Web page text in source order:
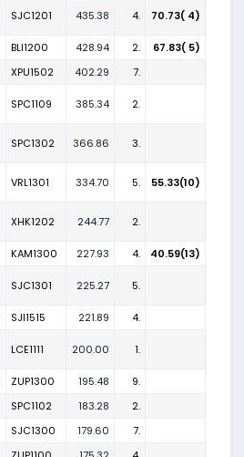
SJC1201 435.38 4. 70.73( 4)
BLI1200 428.94 2.
67.83( 5)
XPU1502 402.29 7.
SPC1109 385.34 2.
SPC1302 366.86 3.
VRL1301 334.70 5. 55.33(10)
XHK1202 244.77 2.
KAM1300 227.93 4. 40.59(13)
SJC1301 225.27 5.
SJI1515 221.89 4.
LCE1111 200.00 1.
ZUP1300 195.48
9.
SPC1102 183.28
2.
SJC1300 179.60
7.